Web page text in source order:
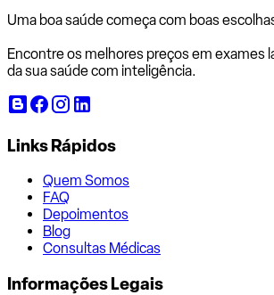
Uma boa saúde começa com boas
Encontre os melhores preços em exames
da sua saúde com inteligência.
Links Rápidos
Quem Somos
FAQ
Depoimentos
Blog
Consultas Médicas
Informações Legais